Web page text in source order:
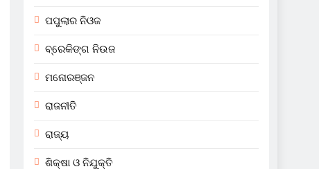
ପପୁଲାର ନିଓଜ
ବ୍ରେକିଙ୍ଗ ନିଉଜ
ମନୋରଞ୍ଜନ
ରାଜନୀତି
ରାଜ୍ୟ
ଶିକ୍ଷା ଓ ନିଯୁକ୍ତି